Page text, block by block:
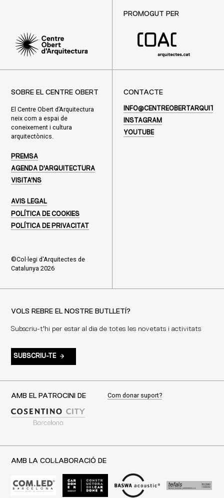
PROMOGUT PER
SOBRE EL CENTRE OBERT
El Centre Obert d’Arquitectura
neix com a espai de
coneixement i cultura
arquitectònics.
PREMSA
AGENDA D'ARQUITECTURA
VISITA'NS
AVIS LEGAL
POLÍTICA DE COOKIES
POLÍTICA DE PRIVACITAT
©Col·legi d'Arquitectes de
Catalunya 2026
CONTACTE
INSTAGRAM
YOUTUBE
VOLS REBRE EL NOSTRE BUTLLETÍ?
Subscriu-t'hi per estar al dia de totes les novetats i activitats
SUBSCRIU-TE
AMB EL PATROCINI DE Com donar suport?
AMB LA COL·LABORACIÓ DE